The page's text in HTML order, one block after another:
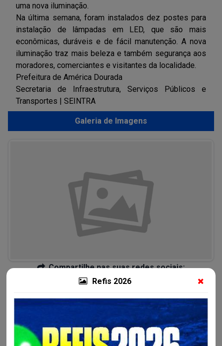
Refis 2026
uma nova iluminação.
Na última semana, foram instalados dez postes para
instalação de lâmpadas em LED, que são mais
econômicas, duráveis e de fácil manutenção. A nova
iluminação traz mais beleza e também segurança aos
moradores, comerciantes e visitantes da localidade.
Prefeitura de América Dourada
Secretaria de Infraestrutura, Serviços Públicos e
Transportes | SEINTRA
Galeria de Imagens
Compartilhe nas suas redes sociais:
Mais notícias da Secretaria Municipal de
Infraestrutura, Serviços Públicos e Transportes -
SEINTRA